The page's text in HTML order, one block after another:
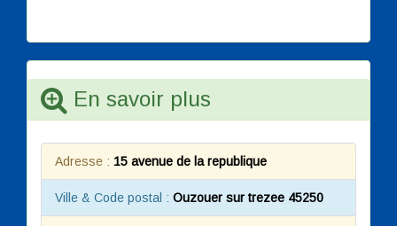
En savoir plus
Adresse : 15 avenue de la republique
Ville & Code postal : Ouzouer sur trezee 45250